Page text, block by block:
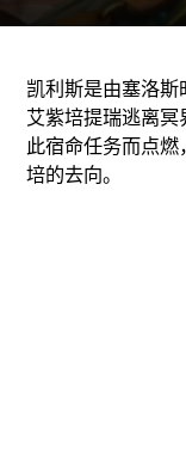
凯利斯是由塞洛
艾紫培提瑞逃离
此宿命任务而点
培的去向。